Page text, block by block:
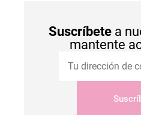
Suscríbetea
mantente